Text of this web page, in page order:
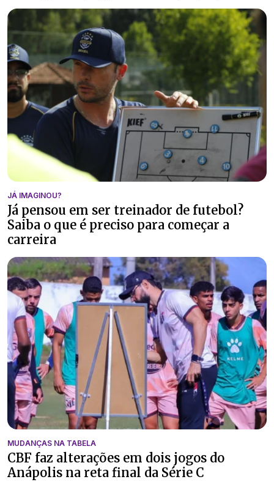
JÁ IMAGINOU?
Já pensou em ser treinador de futebol?
Saiba o que é preciso para começar a
carreira
MUDANÇAS NA TABELA
CBF faz alterações em dois jogos do
Anápolis na reta final da Série C